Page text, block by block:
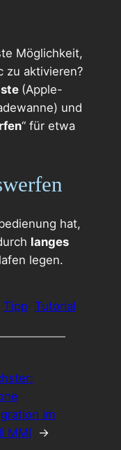
Möglichkeit,
zu aktivieren?
(Apple-
und
“ für etwa
hat,
langes
legen.
Tipp Tutorial
im
MMI
→